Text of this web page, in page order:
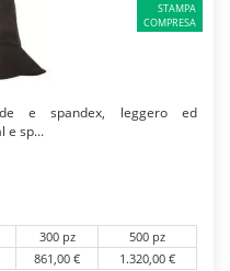
STAMPA
COMPRESA
e spandex, leggero ed
e sp...
300 pz
500 pz
861,00 € 1.320,00 €